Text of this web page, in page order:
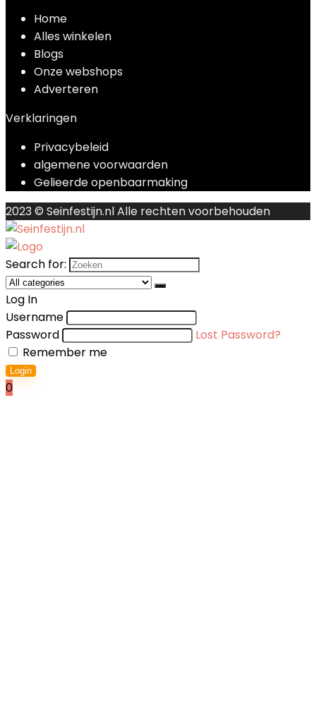
Home
Alles winkelen
Blogs
Onze webshops
Adverteren
Verklaringen
Privacybeleid
algemene voorwaarden
Gelieerde openbaarmaking
2023 © Seinfestijn.nl Alle rechten voorbehouden
Search for:
Log In
Username
Password
Lost Password?
Remember me
Login
0